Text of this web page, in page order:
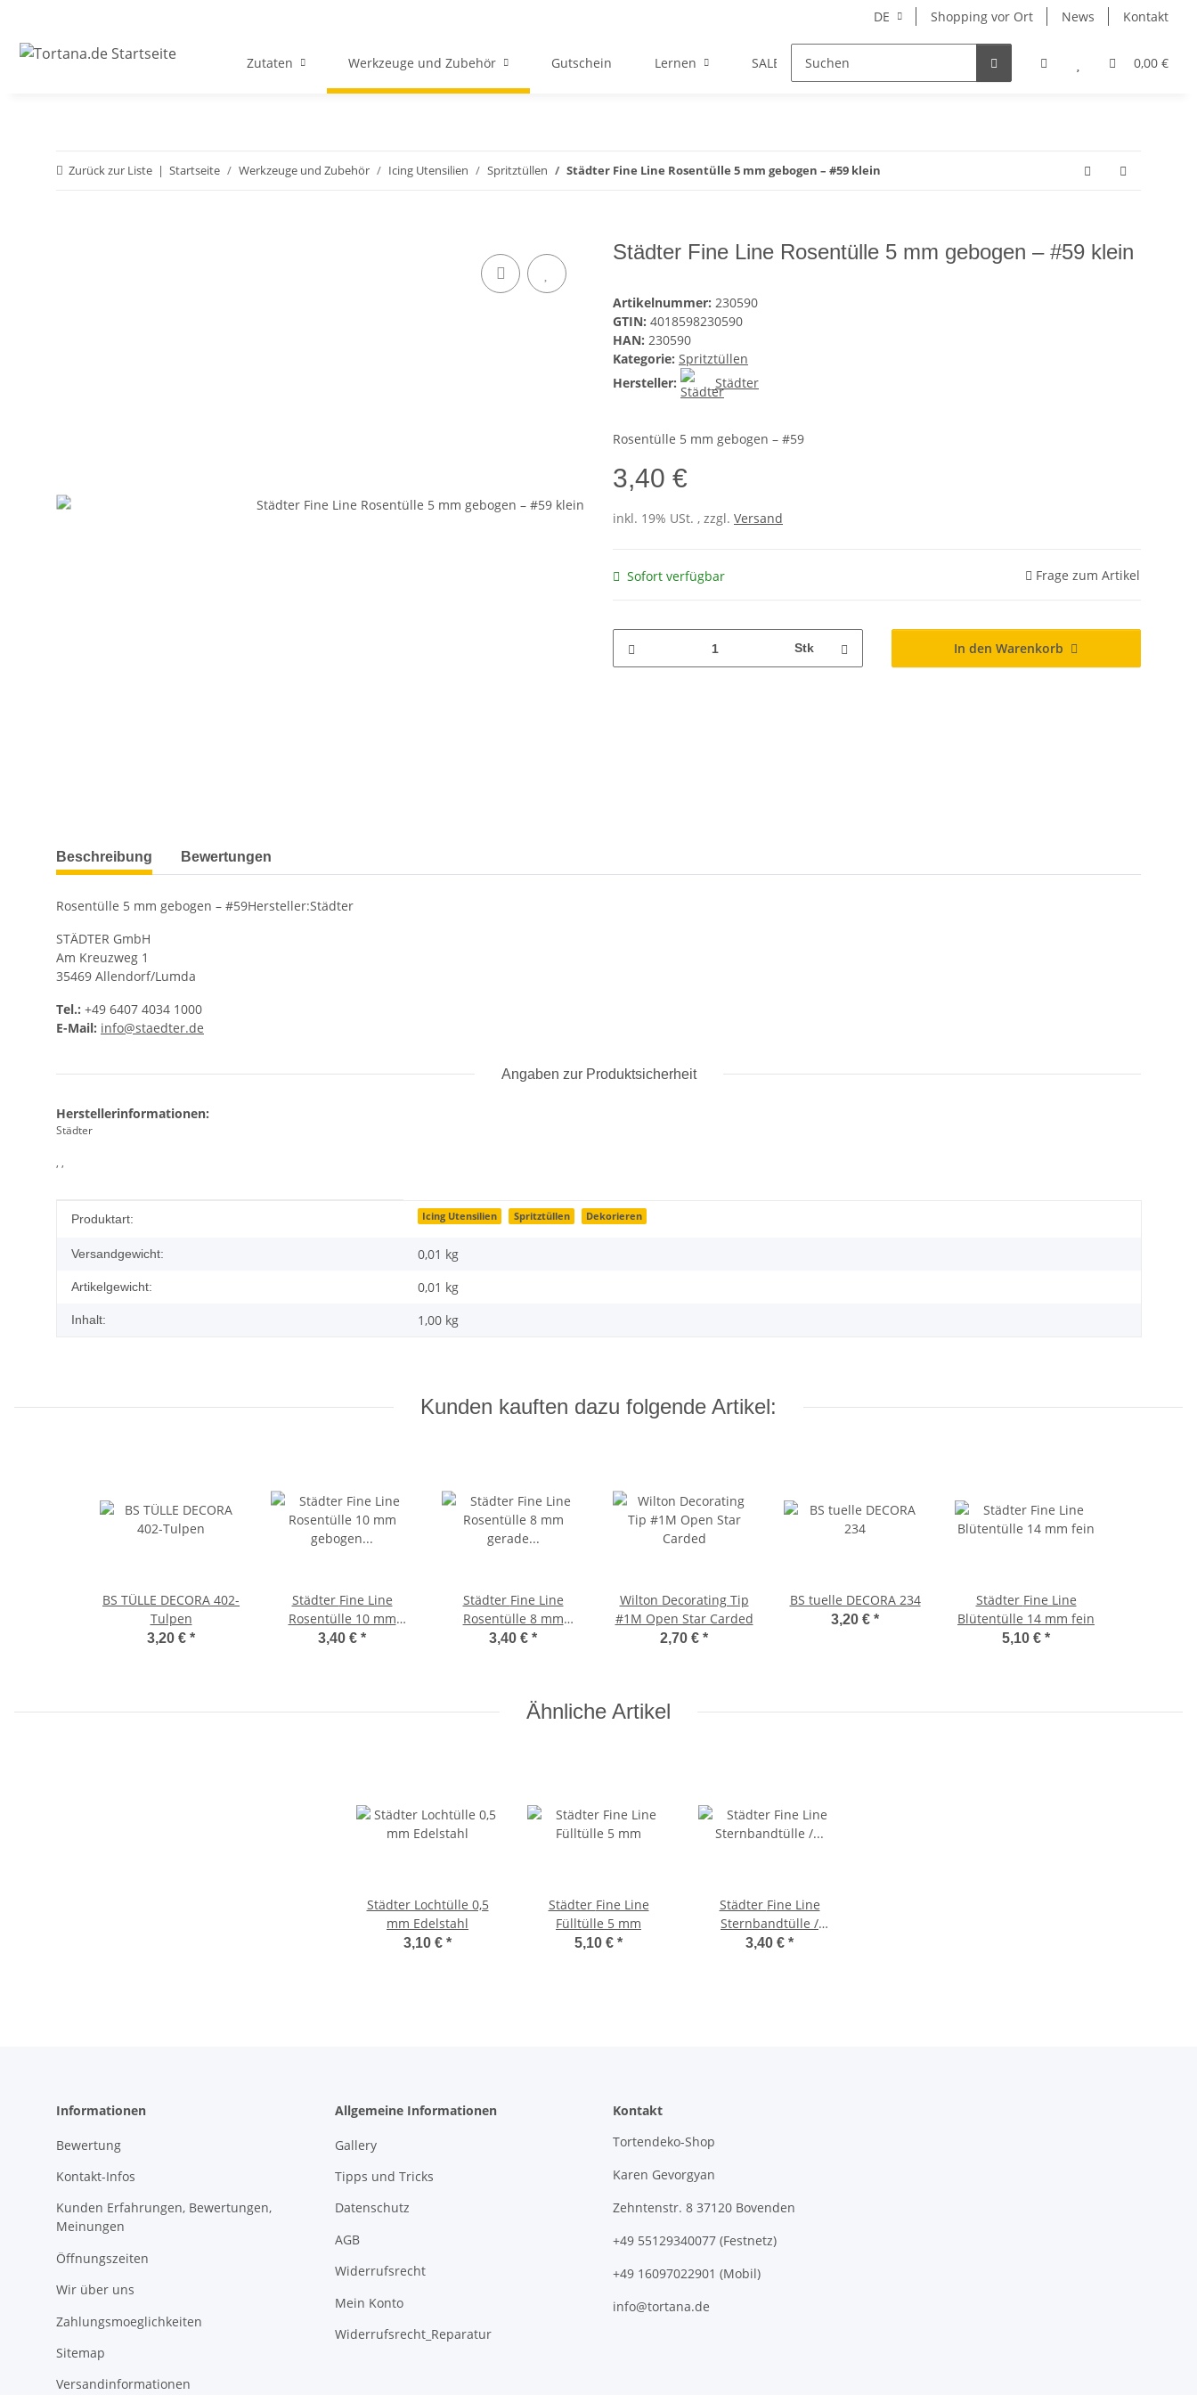
DE Shopping vor Ort News Kontakt
0,00 €
Zutaten Werkzeuge und Zubehör Gutschein Lernen SALE Hersteller
Zurück zur Liste Startseite Werkzeuge und Zubehör Icing Utensilien Spritztüllen Städter Fine Line Rosentülle 5 mm gebogen – #59 klein
Städter Fine Line Rosentülle 5 mm gebogen – #59 klein
Artikelnummer: 230590
GTIN: 4018598230590
HAN: 230590
Kategorie: Spritztüllen
Hersteller:
Städter
Rosentülle 5 mm gebogen – #59
3,40 €
inkl. 19% USt. , zzgl. Versand
Sofort verfügbar Frage zum Artikel
Stk In den Warenkorb
weitere Registerkarten anzeigen
Beschreibung Bewertungen
Rosentülle 5 mm gebogen – #59Hersteller:Städter
STÄDTER GmbH
Am Kreuzweg 1
35469 Allendorf/Lumda
Tel.: +49 6407 4034 1000
E-Mail: info@staedter.de
Angaben zur Produktsicherheit
Herstellerinformationen:
Städter
, ,
Produkteigenschaft
Wert
Produktart: Icing Utensilien Spritztüllen Dekorieren
Versandgewicht: 0,01 kg
Artikelgewicht: 0,01 kg
Inhalt: 1,00 kg
Kunden kauften dazu folgende Artikel:
BS TÜLLE DECORA 402-
Tulpen
3,20 € *
Städter Fine Line
Rosentülle 10 mm
gebogen – #61 klein
3,40 € *
Städter Fine Line
Rosentülle 8 mm
gerade – #102 klein
3,40 € *
Wilton Decorating Tip
#1M Open Star Carded
2,70 € *
BS tuelle DECORA 234
3,20 € *
Städter Fine Line
Blütentülle 14 mm fein
5,10 € *
Ähnliche Artikel
Städter Lochtülle 0,5
mm Edelstahl
3,10 € *
Städter Fine Line
Fülltülle 5 mm
5,10 € *
Städter Fine Line
Sternbandtülle /
Korbgeflechttülle 8 mm
3,40 € *
Informationen
Bewertung
Kontakt-Infos
Kunden Erfahrungen, Bewertungen,
Meinungen
Öffnungszeiten
Wir über uns
Zahlungsmoeglichkeiten
Sitemap
Versandinformationen
Allgemeine Informationen
Gallery
Tipps und Tricks
Datenschutz
AGB
Widerrufsrecht
Mein Konto
Widerrufsrecht_Reparatur
Kontakt
Tortendeko-Shop
Karen Gevorgyan
Zehntenstr. 8 37120 Bovenden
+49 55129340077 (Festnetz)
+49 16097022901 (Mobil)
info@tortana.de